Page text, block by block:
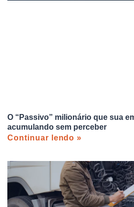
O “Passivo” milionário que sua
acumulando sem perceber
Continuar lendo »